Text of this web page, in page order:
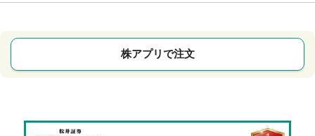
株アプリで注文